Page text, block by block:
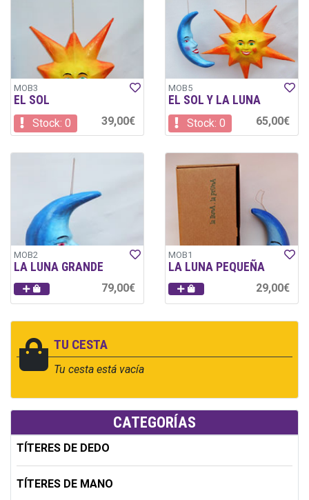
TU CESTA
Tu cesta está vacía
CATEGORÍAS
TÍTERES DE DEDO
TÍTERES DE MANO
MOB3
EL SOL
Stock: 0 39,00€
MOB5
EL SOL Y LA LUNA
Stock: 0 65,00€
MOB2
LA LUNA GRANDE
79,00€
MOB1
LA LUNA PEQUEÑA
29,00€